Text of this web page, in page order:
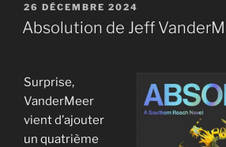
PUBLIÉ
LE
26 DÉCEMBRE 2024
Absolution de Jeff
Surprise,
VanderMeer
vient d’ajouter
un quatrième